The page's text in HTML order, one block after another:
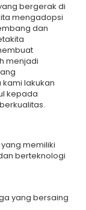
bergerak di
mengadopsi
dan
menjadi
lakukan
kepada
memiliki
berteknologi
yang bersaing